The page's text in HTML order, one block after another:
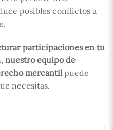
posibles conflictos a
participaciones en tu
nuestro equipo de
mercantilpuede
necesitas.